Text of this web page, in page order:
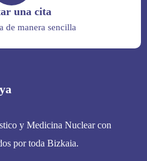
una cita
de manera sencilla
y Medicina Nuclear con
por toda Bizkaia.